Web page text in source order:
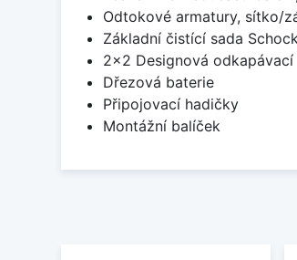
Odtokové armatury, sítko/
Základní čistící sada
2x2 Designová
Dřezová baterie
Připojovací hadičky
Montážní balíček